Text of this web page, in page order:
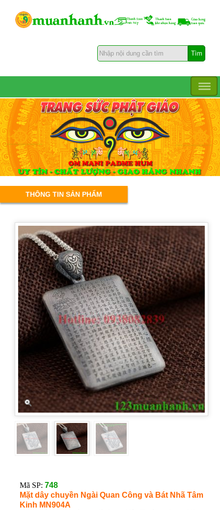
THÔNG TIN SẢN PHẨM
Mã SP: 748
Mặt dây chuyền Ngài Quan Công và Bát Nhã Tâm
Kinh MN904A